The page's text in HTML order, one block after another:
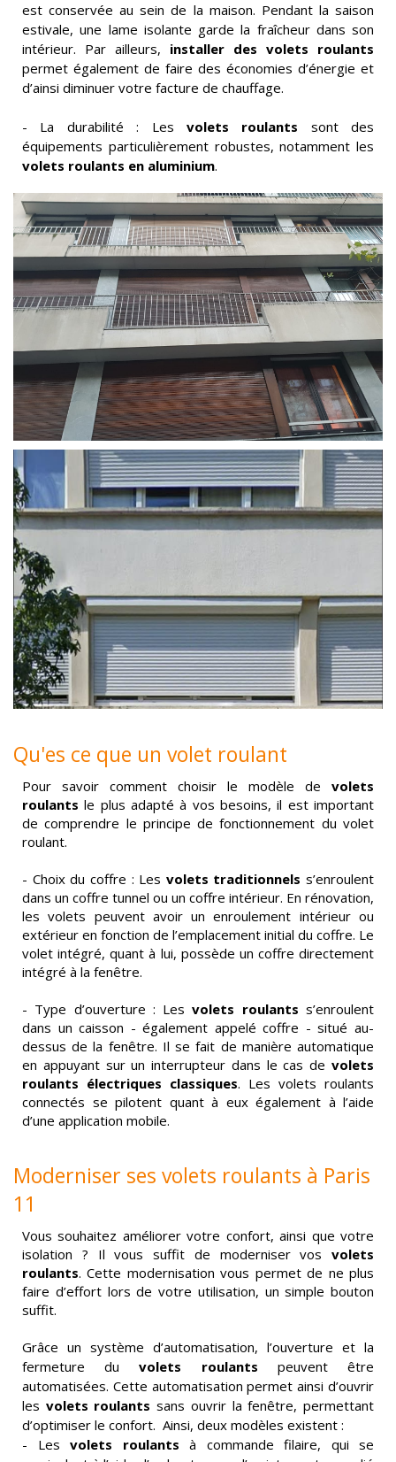
est conservée au sein de la maison. Pendant la saison
estivale, une lame isolante garde la fraîcheur dans son
intérieur. Par ailleurs, installer des volets roulants
permet également de faire des économies d’énergie et
d’ainsi diminuer votre facture de chauffage.
- La durabilité : Les volets roulants sont des
équipements particulièrement robustes, notamment les
volets roulants en aluminium.
Qu'es ce que un volet roulant
Pour savoir comment choisir le modèle de volets
roulants le plus adapté à vos besoins, il est important
de comprendre le principe de fonctionnement du volet
roulant.
- Choix du coffre : Les volets traditionnels s’enroulent
dans un coffre tunnel ou un coffre intérieur. En rénovation,
les volets peuvent avoir un enroulement intérieur ou
extérieur en fonction de l’emplacement initial du coffre. Le
volet intégré, quant à lui, possède un coffre directement
intégré à la fenêtre.
- Type d’ouverture : Lesvolets roulants s’enroulent
dans un caisson - également appelé coffre - situé au-
dessus de la fenêtre. Il se fait de manière automatique
en appuyant sur un interrupteur dans le cas de volets
roulants électriques classiques. Les volets roulants
connectés se pilotent quant à eux également à l’aide
d’une application mobile.
Moderniser ses volets roulants à Paris
11
Vous souhaitez améliorer votre confort, ainsi que votre
isolation ? Il vous suffit de moderniser vos volets
roulants. Cette modernisation vous permet de ne plus
faire d’effort lors de votre utilisation, un simple bouton
suffit.
Grâce un système d’automatisation, l’ouverture et la
fermeture duvolets roulants peuvent être
automatisées. Cette automatisation permet ainsi d’ouvrir
les volets roulants sans ouvrir la fenêtre, permettant
d’optimiser le confort. Ainsi, deux modèles existent :
- Les volets roulants à commande filaire, qui se